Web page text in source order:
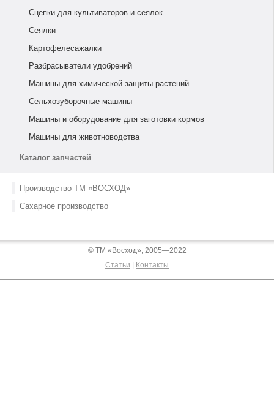
Сцепки для культиваторов и сеялок
Сеялки
Картофелесажалки
Разбрасыватели удобрений
Машины для химической защиты растений
Сельхозуборочные машины
Машины и оборудование для заготовки кормов
Машины для животноводства
Каталог запчастей
Производство ТМ «ВОСХОД»
Сахарное производство
© ТМ «Восход», 2005—2022
Статьи
Контакты